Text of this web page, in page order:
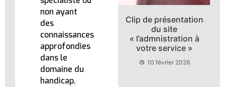
non ayant
des
connaissances
approfondies
dans le
domaine du
handicap.
Clip de présentation
du site
« l’admnistration à
votre service »
10 février 2026
Recrutement des
fonctionnaires
10 février 2026